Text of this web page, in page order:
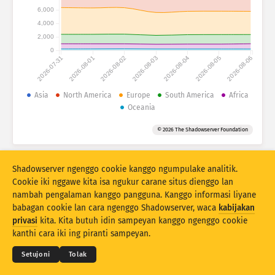
Statistik serangan: Piranti
Pitulung
Negara
Set data
Wates
Tumpang tindih
Anyari Reset
Undhuh minangka PNG
2026-07-31 2026-08-01 2026-08-02 2026-08-03 2026-08-04 2026-08-05 2026-08-06
0
2,000
4,000
6,000
Asia North America Europe South America
Africa
Oceania
© 2026 The Shadowserver Foundation
© 2026THE SHADOWSERVER FOUNDATION
Sarat & Katentuan
Kontak Kita Kredit
Shadowserver ngenggo cookie kanggo ngumpulake analitik.
Cookie iki nggawe kita isa ngukur carane situs dienggo lan
nambah pengalaman kanggo pangguna. Kanggo informasi liyane
babagan cookie lan cara ngenggo Shadowserver, waca kabijakan
privasi kita. Kita butuh idin sampeyan kanggo ngenggo cookie
kanthi cara iki ing piranti sampeyan.
Setujoni Tolak